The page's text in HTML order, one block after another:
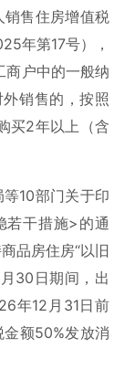
销售住房增值税
年第17号），
商户中的一般纳
销售的，按照
买2年以上（含
等10部门关于印
若干措施>的通
品房住房“以旧
30日期间，出
年12月31日前
额50%发放消